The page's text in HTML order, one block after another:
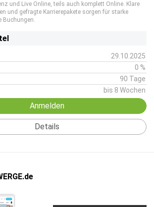
und Live Online, teils auch komplett Online. Klare
und gefragte Karrierepakete sorgen für starke
Buchungen.
29.10.2025
0 %
90 Tage
bis 8 Wochen
Anmelden
Details